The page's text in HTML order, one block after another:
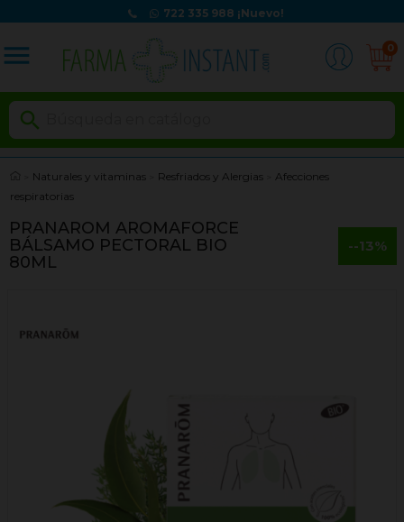
722 335 988 ¡Nuevo!
menu 0

Naturales y vitaminas Resfriados y Alergias
Afecciones
respiratorias
PRANAROM AROMAFORCE
BÁLSAMO PECTORAL BIO
80ML
--13%